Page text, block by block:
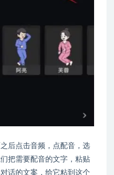
后点击音频，点配音，选
把需要配音的文字，粘贴
话的文案，给它粘到这个